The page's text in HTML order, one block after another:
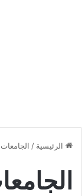
الرئيسية /